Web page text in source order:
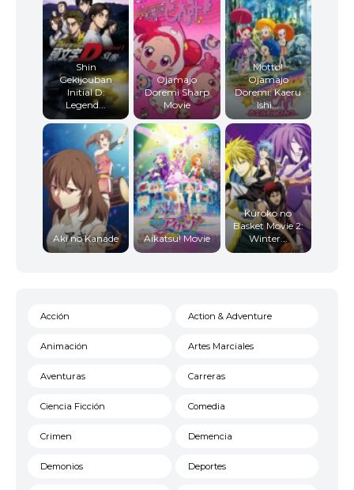
Shin
Gekijouban
Initial D:
Legend...
Ojamajo
Doremi Sharp
Movie
Motto!
Ojamajo
Doremi: Kaeru
Ishi...
Aki no Kanade Aikatsu! Movie
Kuroko no
Basket Movie 2:
Winter...
Acción Action & Adventure
Animación Artes Marciales
Aventuras Carreras
Ciencia Ficción Comedia
Crimen Demencia
Demonios Deportes